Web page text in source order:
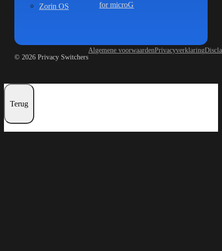
Zorin OS
for microG
© 2026 Privacy Switchers
Algemene voorwaardenPrivacyverklaring
Terug